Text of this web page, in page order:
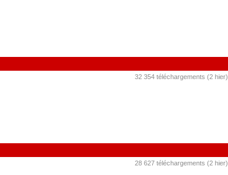
32 354 téléchargements (2 hier)
28 627 téléchargements (2 hier)